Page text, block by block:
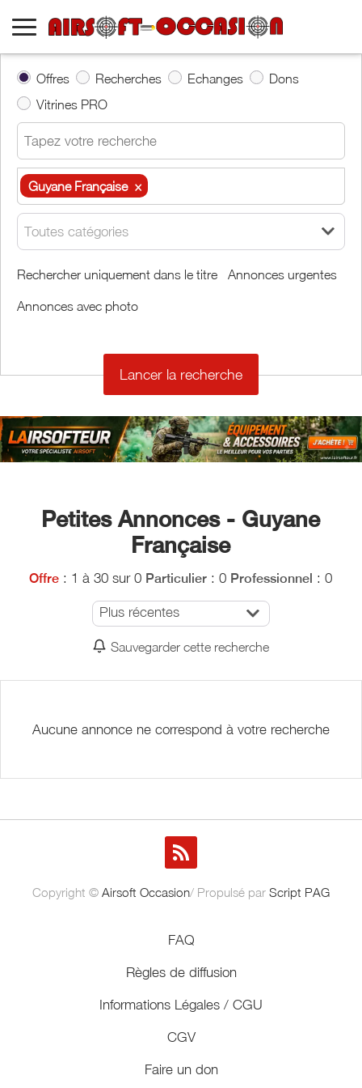
Offres Recherches Echanges
Dons
Vitrines PRO
Guyane Française ×
Guyane Française ×
Toutes catégories
Rechercher uniquement dans le titre Annonces urgentes
Annonces avec photo
Petites Annonces - Guyane
Française
Offre : 1 à 30 sur 0 Particulier : 0 Professionnel : 0
Plus récentes
Sauvegarder cette recherche
Aucune annonce ne correspond à votre recherche
Copyright © Airsoft Occasion/ Propulsé par Script PAG
FAQ
Règles de diffusion
Informations Légales / CGU
CGV
Faire un don